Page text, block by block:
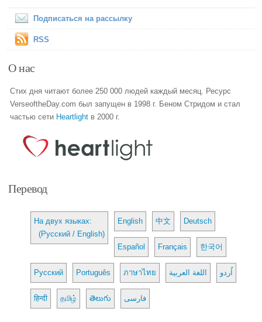
Подписаться на рассылку
RSS
О нас
Стих дня читают более 250 000 людей каждый месяц. Ресурс
VerseoftheDay.com был запущен в 1998 г. Беном Стридом и стал
частью сети Heartlight в 2000 г.
Перевод
На двух языках:
(Русский / English)
English 中文 Deutsch
Español Français 한국어
Русский Português ภาษาไทย اللغة العربية اُردو
हिन्दी தமிழ் తెలుగు فارسی